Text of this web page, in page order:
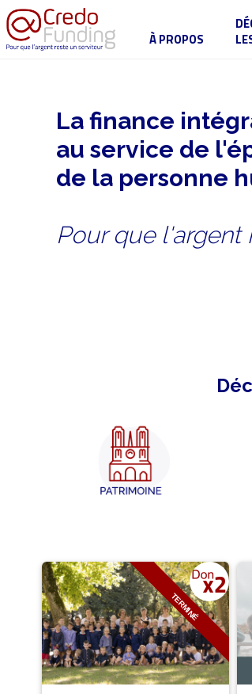
À PROPOS
La finance
au service de
de la personne
Pour que l'argent
TERMINÉ